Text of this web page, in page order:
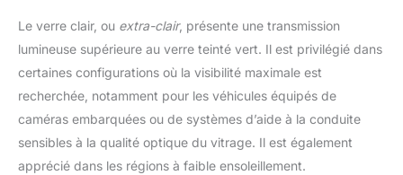
Le verre clair, ou extra-clair, présente une transmission
lumineuse supérieure au verre teinté vert. Il est privilégié dans
certaines configurations où la visibilité maximale est
recherchée, notamment pour les véhicules équipés de
caméras embarquées ou de systèmes d’aide à la conduite
sensibles à la qualité optique du vitrage. Il est également
apprécié dans les régions à faible ensoleillement.